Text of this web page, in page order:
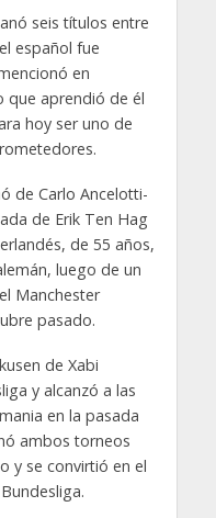
seis títulos entre
español fue
en
que aprendió de él
hoy ser uno de
de Carlo Ancelotti-
de Erik Ten Hag
de 55 años,
luego de un
Manchester
pasado.
de Xabi
y alcanzó a las
en la pasada
ambos torneos
y se convirtió en el